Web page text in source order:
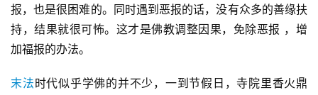
报，也是很困难的。同时遇到恶报的话，没有众多的善缘扶
持，结果就很可怖。这才是佛教调整因果，免除恶报 ，增
加福报的办法。
末法时代似乎学佛的并不少，一到节假日，寺院里香火鼎